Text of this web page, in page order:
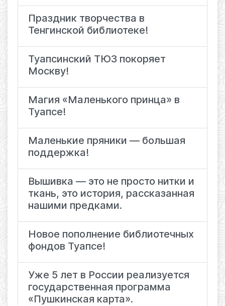
Праздник творчества в
Тенгинской библиотеке!
Туапсинский ТЮЗ покоряет
Москву!
Магия «Маленького принца» в
Туапсе!
Маленькие пряники — большая
поддержка!
Вышивка — это не просто нитки и
ткань, это история, рассказанная
нашими предками.
Новое пополнение библиотечных
фондов Туапсе!
Уже 5 лет в России реализуется
государственная программа
«Пушкинская карта».